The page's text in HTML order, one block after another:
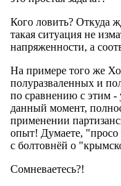
Кого ловить? Откуда
такая ситуация не
напряженности, а
На примере того же
полуразваленных и
по сравнению с этим -
данный момент,
применении
опыт! Думаете, "просо
с болтовнёй о
Сомневаетесь?!